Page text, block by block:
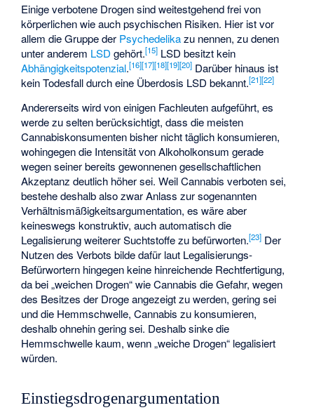
Einige verbotene Drogen sind weitestgehend frei von
körperlichen wie auch psychischen Risiken. Hier ist vor
allem die Gruppe der Psychedelikazu nennen, zu denen
unter anderem LSD gehört.[15] LSD besitzt kein
Abhängigkeitspotenzial.[16][17][18][19][20] Darüber hinaus ist
kein Todesfall durch eine Überdosis LSD bekannt.[21][22]
Andererseits wird von einigen Fachleuten aufgeführt, es
werde zu selten berücksichtigt, dass die meisten
Cannabiskonsumenten bisher nicht täglich konsumieren,
wohingegen die Intensität von Alkoholkonsum gerade
wegen seiner bereits gewonnenen gesellschaftlichen
Akzeptanz deutlich höher sei. Weil Cannabis verboten sei,
bestehe deshalb also zwar Anlass zur sogenannten
Verhältnismäßigkeitsargumentation, es wäre aber
keineswegs konstruktiv, auch automatisch die
Legalisierung weiterer Suchtstoffe zu befürworten.[23] Der
Nutzen des Verbots bilde dafür laut Legalisierungs-
Befürwortern hingegen keine hinreichende Rechtfertigung,
da bei „weichen Drogen“ wie Cannabis die Gefahr, wegen
des Besitzes der Droge angezeigt zu werden, gering sei
und die Hemmschwelle, Cannabis zu konsumieren,
deshalb ohnehin gering sei. Deshalb sinke die
Hemmschwelle kaum, wenn „weiche Drogen“ legalisiert
würden.
Einstiegsdrogenargumentation